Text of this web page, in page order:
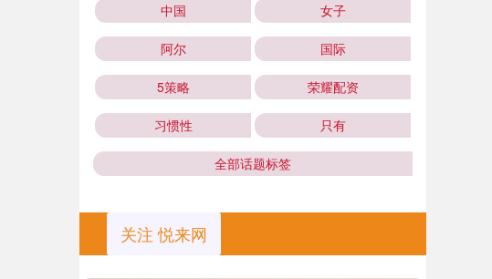
中国 女子
阿尔 国际
5策略 荣耀配资
习惯性 只有
全部话题标签
关注 悦来网